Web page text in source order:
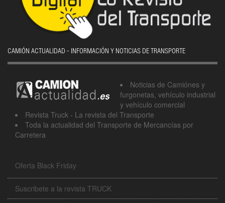
CAMIÓN ACTUALIDAD - INFORMACIÓN Y NOTICIAS DE TRANSPORTE
Noticias de Camiónes y
furgonetas, vehículo industrial
y vehículo comercial
Revista Truck - La revista del Transporte
Toda la actualidad del Transporte de Mercancías por
Carretera
Oferta Black Friday
Suscribete a la revista TRUCK